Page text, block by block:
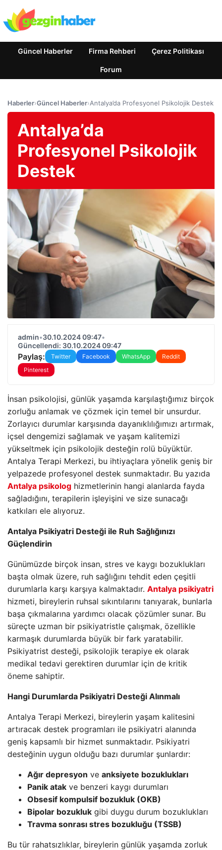
Güncel Haberler Firma Rehberi Çerez Politikası
Forum
Haberler›Güncel Haberler›Antalya’da Profesyonel Psikolojik Destek
Antalya’da
Profesyonel Psikolojik
Destek
admin•30.10.2024 09:47•
Güncellendi: 30.10.2024 09:47
Paylaş: Twitter Facebook WhatsApp
Reddit
Pinterest
İnsan psikolojisi, günlük yaşamda karşılaştığımız birçok
zorluğu anlamak ve çözmek için temel bir unsurdur.
Zorlayıcı durumlar karşısında dayanıklılığımızı artırmak,
içsel dengemizi sağlamak ve yaşam kalitemizi
yükseltmek için psikolojik desteğin rolü büyüktür.
Antalya Terapi Merkezi, bu ihtiyaçlara yönelik geniş bir
yelpazede profesyonel destek sunmaktadır. Bu yazıda
Antalya psikolog hizmetlerinin hangi alanlarda fayda
sağladığını, terapilerin işleyişini ve size sunacağı
katkıları ele alıyoruz.
Antalya Psikiyatri Desteği ile Ruh Sağlığınızı
Güçlendirin
Günümüzde birçok insan, stres ve kaygı bozuklukları
başta olmak üzere, ruh sağlığını tehdit eden çeşitli
durumlarla karşı karşıya kalmaktadır. Antalya psikiyatri
hizmeti, bireylerin ruhsal sıkıntılarını tanıyarak, bunlarla
başa çıkmalarına yardımcı olacak çözümler sunar. Bu
süreçte uzman bir psikiyatristle çalışmak, özellikle
karmaşık durumlarda büyük bir fark yaratabilir.
Psikiyatrist desteği, psikolojik terapiye ek olarak
medikal tedavi gerektiren durumlar için de kritik
öneme sahiptir.
Hangi Durumlarda Psikiyatri Desteği Alınmalı
Antalya Terapi Merkezi, bireylerin yaşam kalitesini
artıracak destek programları ile psikiyatri alanında
geniş kapsamlı bir hizmet sunmaktadır. Psikiyatri
desteğinin uygun olduğu bazı durumlar şunlardır:
Ağır depresyon ve anksiyete bozuklukları
Panik atak ve benzeri kaygı durumları
Obsesif kompulsif bozukluk (OKB)
Bipolar bozukluk gibi duygu durum bozuklukları
Travma sonrası stres bozukluğu (TSSB)
Bu tür rahatsızlıklar, bireylerin günlük yaşamda zorluk